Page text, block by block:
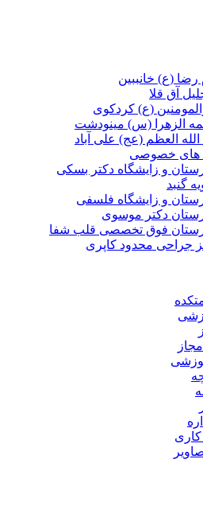
رضا (ع) خانببین
آق قلا
(ع) کردکوی
الزهرا (س) مینودشت
الله العظم (عج) علی آباد
های خصوصی
و زایشگاه دکتر بسکی
گنبد
و زایشگاه فلسفی
دکتر موسوی
فوق تخصصی قلب شفا
جراحی محدود کاپری
کاری